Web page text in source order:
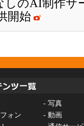
しのAI制作
開始
- 写真
ォン - 動画